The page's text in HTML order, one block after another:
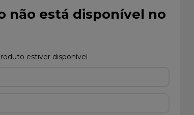
não está disponível no